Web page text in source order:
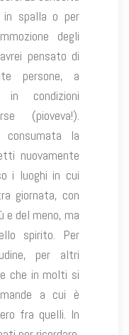
spalla o per
degli
pensato di
persone, a
condizioni
(pioveva!).
la
nuovamente
i luoghi in cui
giornata, con
e del meno, ma
spirito. Per
per altri
che in molti si
a cui è
fra quelli. In